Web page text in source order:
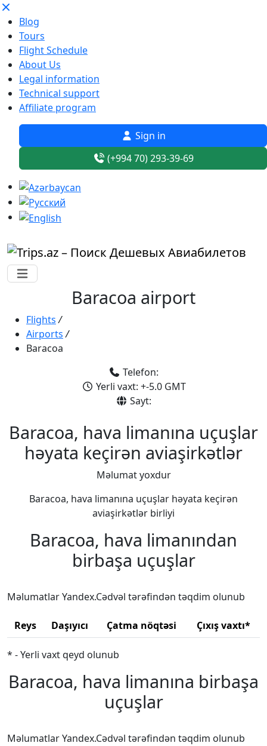
Blog
Tours
Flight Schedule
About Us
Legal information
Technical support
Affiliate program
Sign in
(+994 70) 293-39-69
Baracoa airport
Flights /
Airports /
Baracoa
Telefon:
Yerli vaxt: +-5.0 GMT
Sayt:
Baracoa, hava limanına uçuşlar
həyata keçirən aviaşirkətlər
Məlumat yoxdur
Baracoa, hava limanına uçuşlar həyata keçirən
aviaşirkətlər birliyi
Baracoa, hava limanından
birbaşa uçuşlar
Məlumatlar Yandex.Cədvəl tərəfindən təqdim olunub
Reys Daşıyıcı Çatma nöqtəsi Çıxış vaxtı*
* - Yerli vaxt qeyd olunub
Baracoa, hava limanına birbaşa
uçuşlar
Məlumatlar Yandex.Cədvəl tərəfindən təqdim olunub